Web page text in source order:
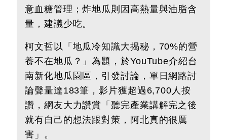
意血糖管理；炸地瓜則因高熱量與油脂含
量，建議少吃。
柯文哲以「地瓜冷知識大揭秘，70%的營
養不在地瓜？」為題，於YouTube介紹台
南新化地瓜園區，引發討論，單日網路討
論聲量達183筆，影片獲超過6,700人按
讚，網友大力讚賞「聽完產業講解完之後
就有自己的想法跟對策，阿北真的很厲
害」。